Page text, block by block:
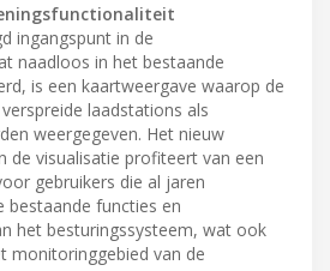
ingangspunt in de
naadloos in het bestaande
is een kaartweergave waarop de
laadstations als
weergegeven. Het nieuw
de visualisatie profiteert van een
gebruikers die al jaren
functies en
het besturingssysteem, wat ook
monitoringgebied van de